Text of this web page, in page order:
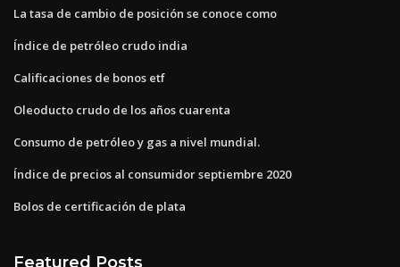
La tasa de cambio de posición se conoce como
Índice de petróleo crudo india
Calificaciones de bonos etf
Oleoducto crudo de los años cuarenta
Consumo de petróleo y gas a nivel mundial.
Índice de precios al consumidor septiembre 2020
Bolos de certificación de plata
Featured Posts